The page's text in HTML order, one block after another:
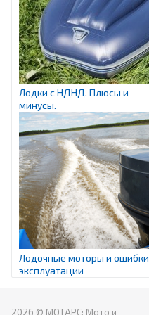
Лодки с НДНД. Плюсы и
минусы.
Лодочные моторы и ошибки
эксплуатации
2026 © МОТАРС: Мото и